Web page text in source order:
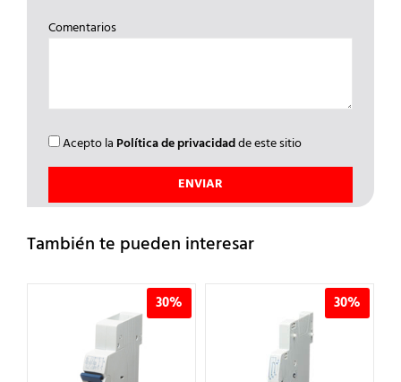
Comentarios
Acepto la Política de privacidadde este sitio
También te pueden interesar
30% 30%